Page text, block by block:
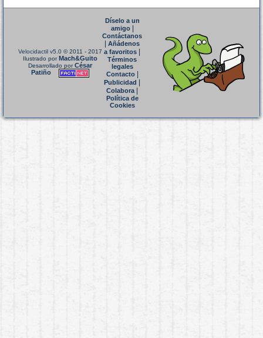
Velocidactil v5.0 © 2011 - 2017
Ilustrado porMach&Guito
Desarrollado porCésar
Patiño
Díselo a un
amigo|
Contáctanos
Añádenos
a favoritos
Términos
legales
Contacto|
Publicidad
Colabora|
Política de
Cookies